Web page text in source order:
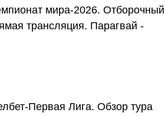
мира-2026. Отборочный
трансляция. Парагвай -
Первая Лига. Обзор тура